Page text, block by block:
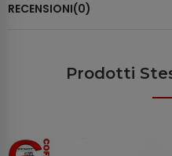
RECENSIONI(0)
Prodotti